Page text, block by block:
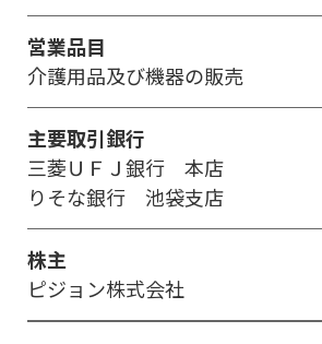
営業品目
介護用品及び機器の販売
主要取引銀行
三菱ＵＦＪ銀行 本店
りそな銀行 池袋支店
株主
ピジョン株式会社